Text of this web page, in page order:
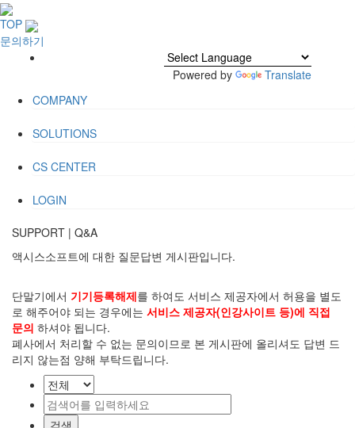
TOP
문의하기
Powered by
Translate
COMPANY
SOLUTIONS
CS CENTER
LOGIN
SUPPORT | Q&A
액시스소프트에 대한 질문답변 게시판입니다.
단말기에서 기기등록해제를 하여도 서비스 제공자에서 허용을 별도
로 해주어야 되는 경우에는 서비스 제공자(인강사이트 등)에 직접
문의 하셔야 됩니다.
폐사에서 처리할 수 없는 문의이므로 본 게시판에 올리셔도 답변 드
리지 않는점 양해 부탁드립니다.